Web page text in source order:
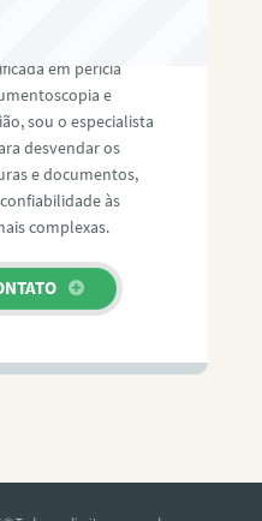
em perícia
e
sou o especialista
desvendar os
e documentos,
às
complexas.